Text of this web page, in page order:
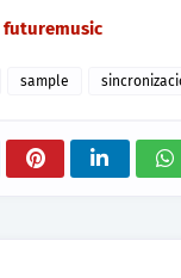
futuremusic
sample